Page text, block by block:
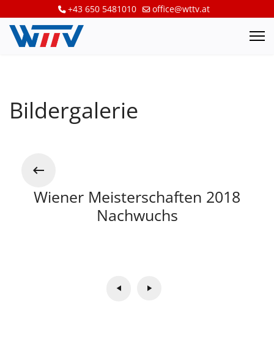
+43 650 5481010 office@wttv.at
Bildergalerie
Wiener Meisterschaften 2018
Nachwuchs